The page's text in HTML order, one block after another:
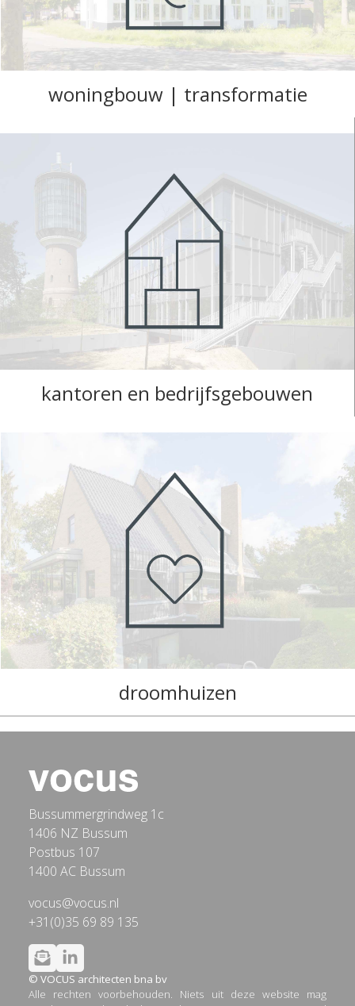
woningbouw | transformatie
kantoren en bedrijfsgebouwen
droomhuizen
Bussummergrindweg 1c
1406 NZ Bussum
Postbus 107
1400 AC Bussum
vocus@vocus.nl
+31(0)35 69 89 135
© VOCUS architecten bna bv
Alle rechten voorbehouden. Niets uit deze website mag